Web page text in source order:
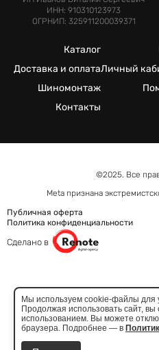
Шиномонтаж
©2025. Все
Политика конфиденциальности
Мы используем cookie-файлы для
Продолжая использовать сайт, вы
использованием. Вы можете
браузера. Подробнее — в